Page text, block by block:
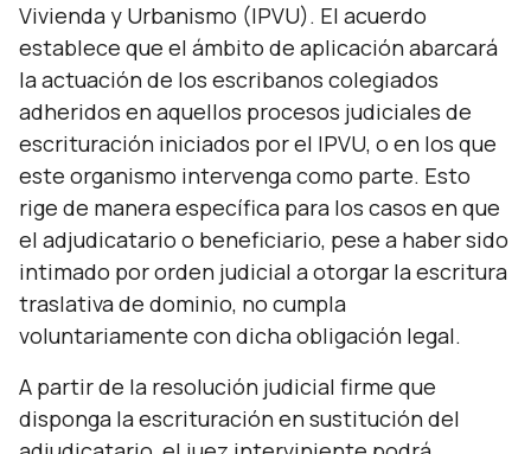
Vivienda y Urbanismo (IPVU). El acuerdo
establece que el ámbito de aplicación abarcará
la actuación de los escribanos colegiados
adheridos en aquellos procesos judiciales de
escrituración iniciados por el IPVU, o en los que
este organismo intervenga como parte. Esto
rige de manera específica para los casos en que
el adjudicatario o beneficiario, pese a haber sido
intimado por orden judicial a otorgar la escritura
traslativa de dominio, no cumpla
voluntariamente con dicha obligación legal.
A partir de la resolución judicial firme que
disponga la escrituración en sustitución del